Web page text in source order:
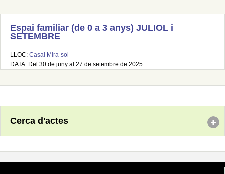
Espai familiar (de 0 a 3 anys) JULIOL i
SETEMBRE
LLOC: Casal Mira-sol
DATA: Del 30 de juny al 27 de setembre de 2025
Cerca d'actes